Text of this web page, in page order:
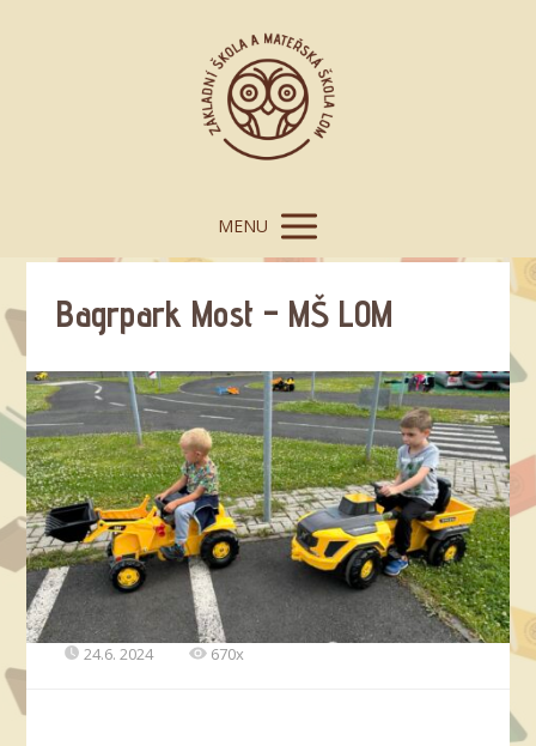
MENU
Bagrpark Most – MŠ LOM
24.6. 2024 670x